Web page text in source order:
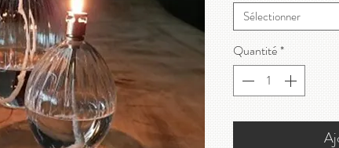
Sélectionner
Quantité*